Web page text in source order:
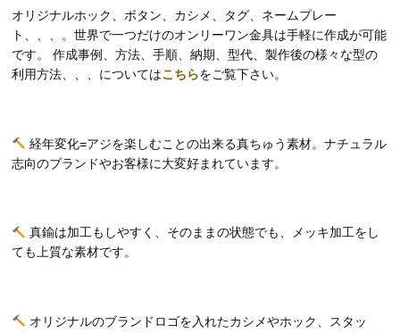
オリジナルホック、ボタン、カシメ、タグ、ネームプレー
ト、、、。世界で一つだけのオンリーワン金具は手軽に作成が可能
です。 作成事例、方法、手順、納期、型代、製作後の様々な型の
利用方法、、、についてはこちらをご覧下さい。
経年変化=アジを楽しむことの出来る真ちゅう素材。ナチュラル
志向のブランドやお客様に大変好まれています。
真鍮は加工もしやすく、そのままの状態でも、メッキ加工をし
ても上質な素材です。
オリジナルのブランドロゴを入れたカシメやホック、スタッ